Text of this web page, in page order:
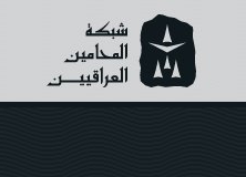
content